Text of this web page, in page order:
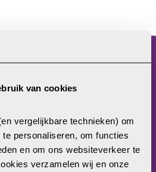
van cookies
vergelijkbare technieken) om
personaliseren, om functies
en om ons websiteverkeer te
verzamelen wij en onze